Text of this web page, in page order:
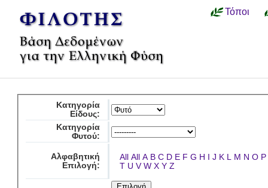
Τόποι
Κατηγορία
Είδους:
Κατηγορία
Φυτού:
Αλφαβητική
Επιλογή:
All All A B C D E F G H I J K L M N O P
T U V W X Y Z